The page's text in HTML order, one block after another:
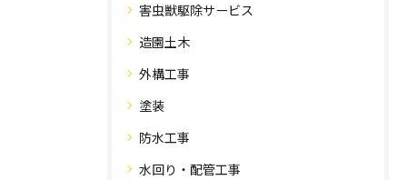
害虫獣駆除サービス
造園土木
外構工事
塗装
防水工事
水回り・配管工事